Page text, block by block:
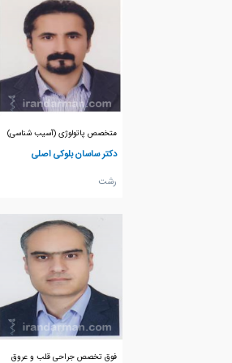
متخصص پاتولوژی (آسیب شناسی)
دکتر ساسان بلوکی اصلی
رشت
فوق تخصص جراحی قلب و عروق